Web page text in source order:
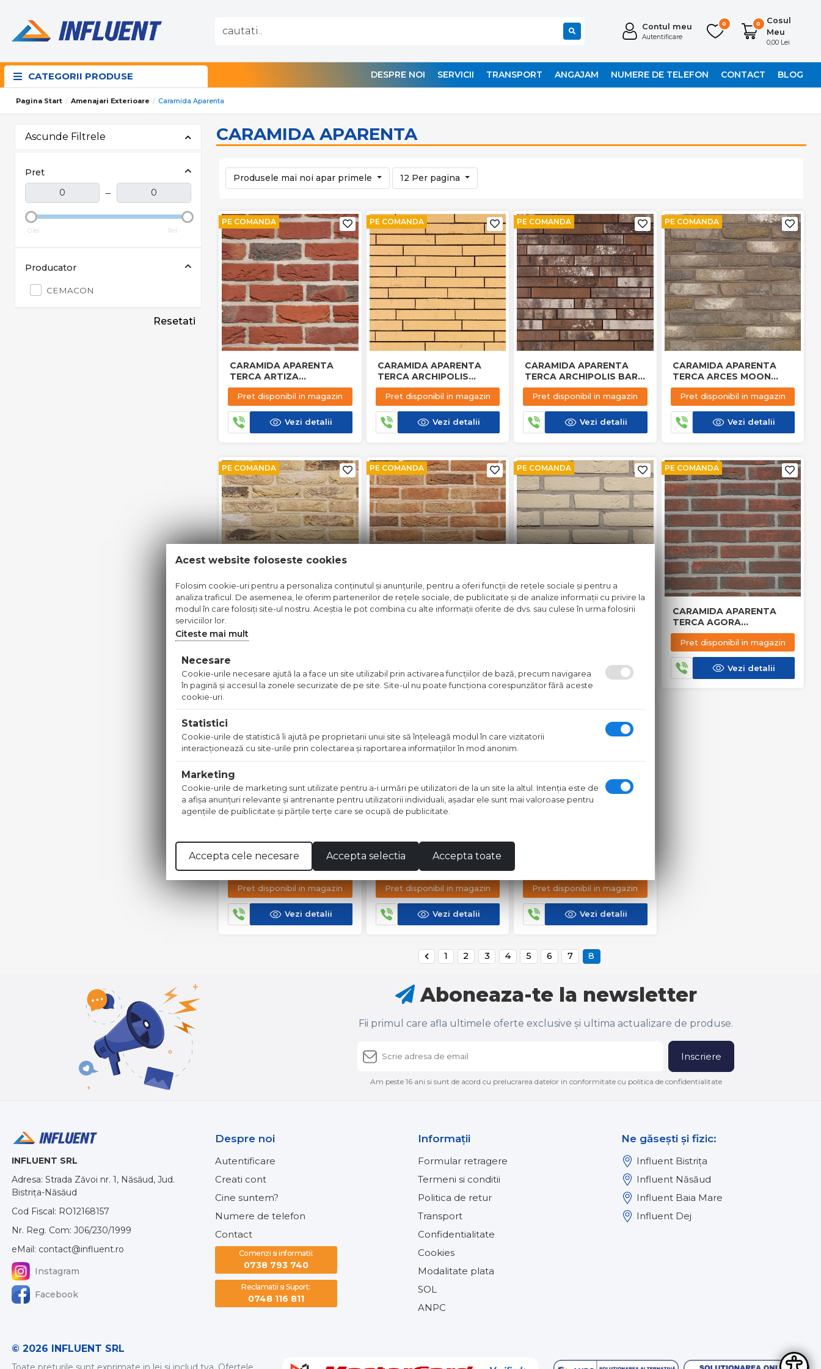
Contul meu
Autentificare
0 0
Cosul
Meu
0,00 Lei
CATEGORII PRODUSE DESPRE NOI SERVICII TRANSPORT ANGAJAM NUMERE DE TELEFON CONTACT BLOG
Pagina Start Amenajari Exterioare Caramida Aparenta
Ascunde Filtrele
Pret
–
0lei 1lei
Producator
CEMACON
Resetati
CARAMIDA APARENTA
Produsele mai noi apar primele 12 Per pagina
PE COMANDA
CARAMIDA APARENTA
TERCA ARTIZA
MAASEIKER BONT
Pret disponibil in magazin
Vezi detalii
PE COMANDA
CARAMIDA APARENTA
TERCA ARCHIPOLIS
VEGAS GEEL
Pret disponibil in magazin
Vezi detalii
PE COMANDA
CARAMIDA APARENTA
TERCA ARCHIPOLIS BARN
BRUIN
Pret disponibil in magazin
Vezi detalii
PE COMANDA
CARAMIDA APARENTA
TERCA ARCES MOON
GRIJS
Pret disponibil in magazin
Vezi detalii
PE COMANDA
CARAMIDA APARENTA
GEEL
Pret disponibil in magazin
PE COMANDA
CARAMIDA APARENTA
PE COMANDA
CARAMIDA APARENTA
Vezi detalii
PE COMANDA
CARAMIDA APARENTA
TERCA AGORA
WIJNROOD
Pret disponibil in magazin
Vezi detalii
CARAMIDA APARENTA
TERCA AGORA SUPERWIT
Pret disponibil in magazin
Vezi detalii
CARAMIDA APARENTA
TERCA AGORA
GRAFIETZWART
Pret disponibil in magazin
Vezi detalii
AGAATGRIJS
Pret disponibil in magazin
Vezi detalii
1 2 3 4 5 6 7 8
Aboneaza-te la newsletter
Fii primul care afla ultimele oferte exclusive și ultima actualizare de produse.
Inscriere
Am peste 16 ani si sunt de acord cu prelucrarea datelor in conformitate cu politica de confidentialitate
INFLUENT SRL
Adresa: Strada Zăvoi nr. 1, Năsăud, Jud.
Bistrița-Năsăud
Cod Fiscal: RO12168157
Nr. Reg. Com: J06/230/1999
eMail: contact@influent.ro
Instagram
Facebook
Despre noi
Autentificare
Creati cont
Cine suntem?
Numere de telefon
Contact
Comenzi si informatii:
0738 793 740
Reclamatii si Suport:
0748 116 811
Informaţii
Formular retragere
Termeni si conditii
Politica de retur
Transport
Confidentialitate
Cookies
Modalitate plata
SOL
ANPC
Ne găsești și fizic:
Influent Bistrița
Influent Năsăud
Influent Baia Mare
Influent Dej
© 2026 INFLUENT SRL
Acest website foloseste cookies
Folosim cookie-uri pentru a personaliza conținutul și anunțurile, pentru a oferi funcții de rețele sociale și pentru a
analiza traficul. De asemenea, le oferim partenerilor de rețele sociale, de publicitate și de analize informații cu privire la
modul în care folosiți site-ul nostru. Aceștia le pot combina cu alte informații oferite de dvs. sau culese în urma folosirii
serviciilor lor.
Citeste mai mult
Necesare
Cookie-urile necesare ajută la a face un site utilizabil prin activarea funcţiilor de bază, precum navigarea
în pagină şi accesul la zonele securizate de pe site. Site-ul nu poate funcţiona corespunzător fără aceste
cookie-uri.
Statistici
Cookie-urile de statistică îi ajută pe proprietarii unui site să înţeleagă modul în care vizitatorii
interacţionează cu site-urile prin colectarea şi raportarea informaţiilor în mod anonim.
Marketing
Cookie-urile de marketing sunt utilizate pentru a-i urmări pe utilizatori de la un site la altul. Intenţia este de
a afişa anunţuri relevante şi antrenante pentru utilizatorii individuali, aşadar ele sunt mai valoroase pentru
agenţiile de puiblicitate şi părţile terţe care se ocupă de publicitate.
Accepta cele necesare Accepta selectia Accepta toate